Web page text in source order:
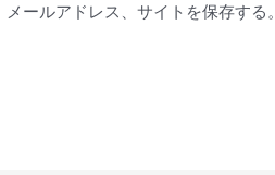
ールアドレス、サイトを保存する。